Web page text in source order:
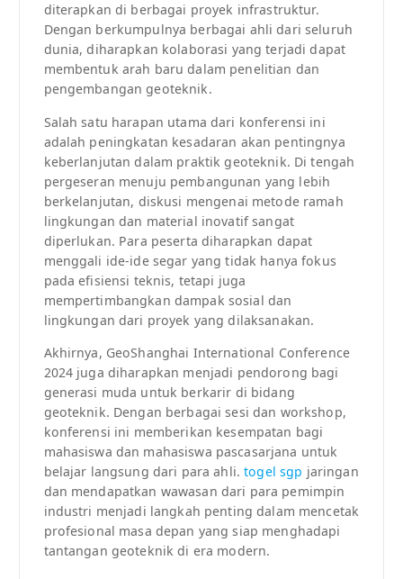
diterapkan di berbagai proyek infrastruktur.
Dengan berkumpulnya berbagai ahli dari seluruh
dunia, diharapkan kolaborasi yang terjadi dapat
membentuk arah baru dalam penelitian dan
pengembangan geoteknik.
Salah satu harapan utama dari konferensi ini
adalah peningkatan kesadaran akan pentingnya
keberlanjutan dalam praktik geoteknik. Di tengah
pergeseran menuju pembangunan yang lebih
berkelanjutan, diskusi mengenai metode ramah
lingkungan dan material inovatif sangat
diperlukan. Para peserta diharapkan dapat
menggali ide-ide segar yang tidak hanya fokus
pada efisiensi teknis, tetapi juga
mempertimbangkan dampak sosial dan
lingkungan dari proyek yang dilaksanakan.
Akhirnya, GeoShanghai International Conference
2024 juga diharapkan menjadi pendorong bagi
generasi muda untuk berkarir di bidang
geoteknik. Dengan berbagai sesi dan workshop,
konferensi ini memberikan kesempatan bagi
mahasiswa dan mahasiswa pascasarjana untuk
belajar langsung dari para ahli.togel sgp jaringan
dan mendapatkan wawasan dari para pemimpin
industri menjadi langkah penting dalam mencetak
profesional masa depan yang siap menghadapi
tantangan geoteknik di era modern.